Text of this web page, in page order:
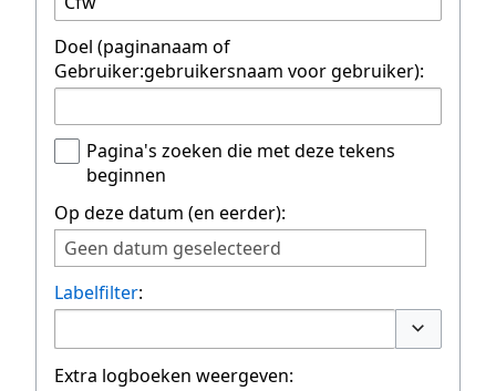
Doel (paginanaam of
Gebruiker:gebruikersnaam voor gebruiker):
Pagina's zoeken die met deze tekens
beginnen
Op deze datum (en eerder):
Geen datum geselecteerd
Labelfilter:
Extra logboeken weergeven: